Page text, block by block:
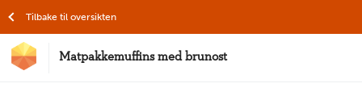
Hopp til hovedinnhold
Matpakkemuffins med brunost
Tilbake til oversikten